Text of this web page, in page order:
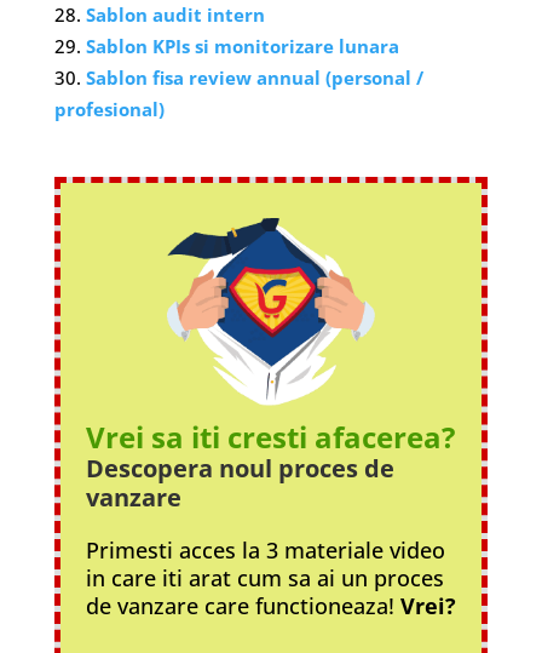
Sablon audit intern
Sablon KPIs si monitorizare lunara
Sablon fisa review annual (personal /
profesional)
Vrei sa iti cresti afacerea?
Descopera noul procesde
vanzare
Primesti acces la 3 materiale video
in care iti arat cum sa ai un proces
de vanzare care functioneaza! Vrei?